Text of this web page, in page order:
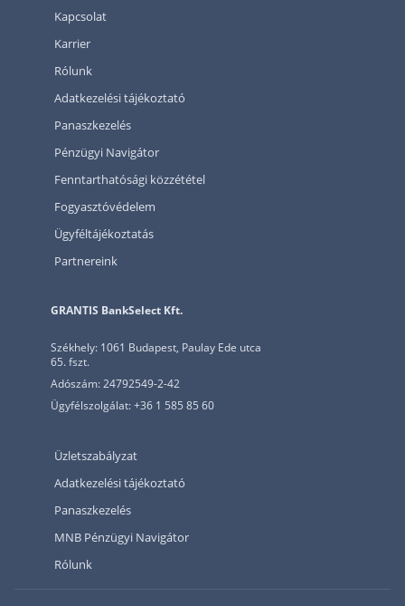
Kapcsolat
Karrier
Rólunk
Adatkezelési tájékoztató
Panaszkezelés
Pénzügyi Navigátor
Fenntarthatósági közzététel
Fogyasztóvédelem
Ügyféltájékoztatás
Partnereink
GRANTIS BankSelect Kft.
Székhely: 1061 Budapest, Paulay Ede utca
65. fszt.
Adószám: 24792549-2-42
Ügyfélszolgálat: +36 1 585 85 60
Üzletszabályzat
Adatkezelési tájékoztató
Panaszkezelés
MNB Pénzügyi Navigátor
Rólunk